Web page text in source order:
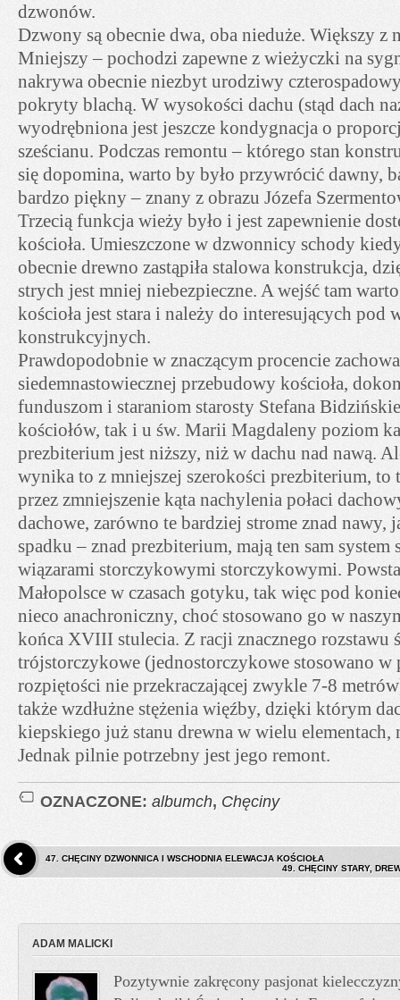
dzwonów.
Dzwony są obecnie dwa, oba nieduże. Większy z
Mniejszy – pochodzi zapewne z wieżyczki na
nakrywa obecnie niezbyt urodziwy
pokryty blachą. W wysokości dachu (stąd dach
wyodrębniona jest jeszcze kondygnacja o
sześcianu. Podczas remontu – którego stan
się dopomina, warto by było przywrócić dawny,
bardzo piękny – znany z obrazu Józefa
Trzecią funkcja wieży było i jest zapewnienie
kościoła. Umieszczone w dzwonnicy schody
obecnie drewno zastąpiła stalowa konstrukcja,
strych jest mniej niebezpieczne. A wejść tam
kościoła jest stara i należy do interesujących pod
konstrukcyjnych.
Prawdopodobnie w znaczącym procencie
siedemnastowiecznej przebudowy kościoła,
funduszom i staraniom starosty Stefana
kościołów, tak i u św. Marii Magdaleny poziom
prezbiterium jest niższy, niż w dachu nad nawą.
wynika to z mniejszej szerokości prezbiterium, to
przez zmniejszenie kąta nachylenia połaci
dachowe, zarówno te bardziej strome znad nawy,
spadku – znad prezbiterium, mają ten sam system
wiązarami storczykowymi storczykowymi.
Małopolsce w czasach gotyku, tak więc pod
nieco anachroniczny, choć stosowano go w
końca XVIII stulecia. Z racji znacznego rozstawu
trójstorczykowe (jednostorczykowe stosowano w
rozpiętości nie przekraczającej zwykle 7-8
także wzdłużne stężenia więźby, dzięki którym
kiepskiego już stanu drewna w wielu elementach,
Jednak pilnie potrzebny jest jego remont.
OZNACZONE: albumch, Chęciny
47. CHĘCINY DZWONNICA I WSCHODNIA ELEWACJA KOŚCIOŁA
49. CHĘCINY STARY,
ADAM MALICKI
Pozytywnie zakręcony pasjonat